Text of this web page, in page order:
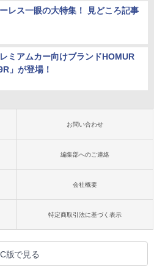
レス一眼の大特集！ 見どころ記事
ミアムカー向けブランドHOMUR
」が登場！
お問い合わせ
編集部へのご連絡
会社概要
特定商取引法に基づく表示
版で見る